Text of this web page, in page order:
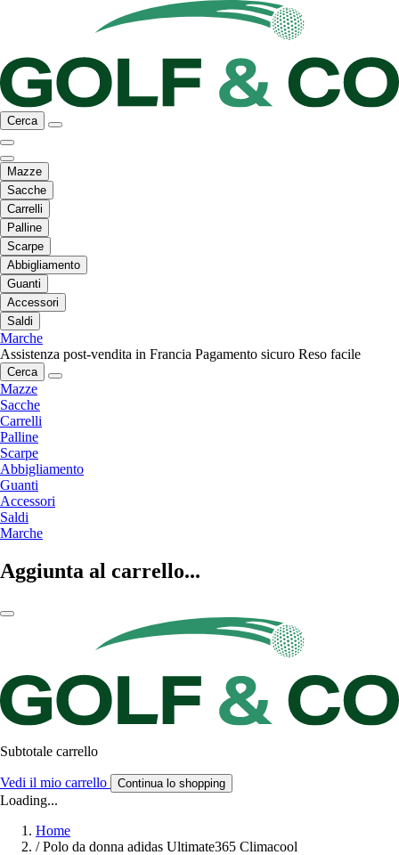
Cerca
Mazze
Sacche
Carrelli
Palline
Scarpe
Abbigliamento
Guanti
Accessori
Saldi
Marche
Assistenza post-vendita in Francia Pagamento sicuro Reso facile
Cerca
Mazze
Sacche
Carrelli
Palline
Scarpe
Abbigliamento
Guanti
Accessori
Saldi
Marche
Aggiunta al carrello...
Subtotale carrello
Vedi il mio carrello Continua lo shopping
Loading...
Home
/ Polo da donna adidas Ultimate365 Climacool